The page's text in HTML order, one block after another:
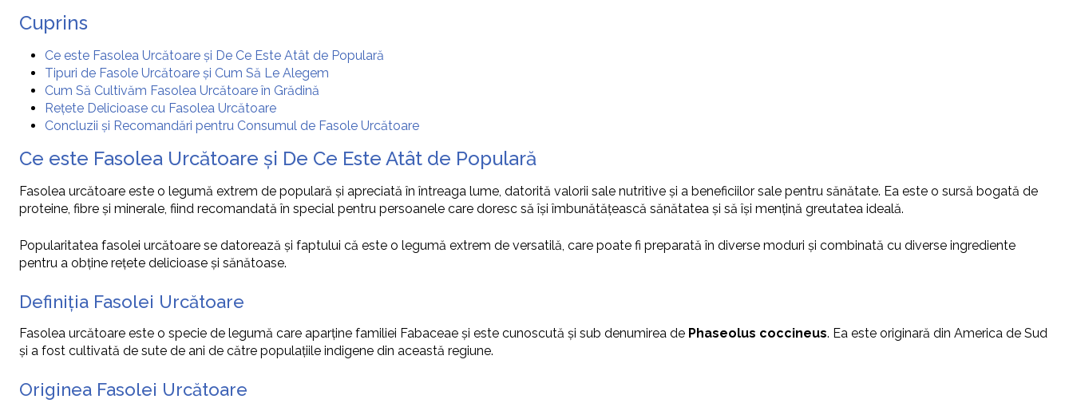
Cuprins
Ce este Fasolea Urcătoare și De Ce Este Atât de Populară
Tipuri de Fasole Urcătoare și Cum Să Le Alegem
Cum Să Cultivăm Fasolea Urcătoare în Grădină
Rețete Delicioase cu Fasolea Urcătoare
Concluzii și Recomandări pentru Consumul de Fasole Urcătoare
Ce este Fasolea Urcătoare și De Ce Este Atât de Populară
Fasolea urcătoare este o legumă extrem de populară și apreciată în întreaga lume, datorită valorii sale nutritive și a beneficiilor sale pentru sănătate. Ea este o sursă bogată de
proteine, fibre și minerale, fiind recomandată în special pentru persoanele care doresc să își îmbunătățească sănătatea și să își mențină greutatea ideală.
Popularitatea fasolei urcătoare se datorează și faptului că este o legumă extrem de versatilă, care poate fi preparată în diverse moduri și combinată cu diverse ingrediente
pentru a obține rețete delicioase și sănătoase.
Definiția Fasolei Urcătoare
Fasolea urcătoare este o specie de legumă care aparține familiei Fabaceae și este cunoscută și sub denumirea de Phaseolus coccineus. Ea este originară din America de Sud
și a fost cultivată de sute de ani de către populațiile indigene din această regiune.
Originea Fasolei Urcătoare